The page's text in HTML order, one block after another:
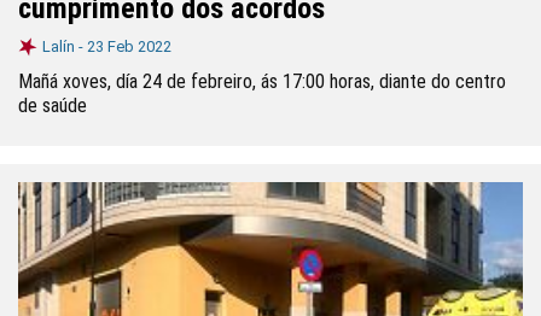
cumprimento dos acordos
Lalín - 23 Feb 2022
Mañá xoves, día 24 de febreiro, ás 17:00 horas, diante do centro
de saúde